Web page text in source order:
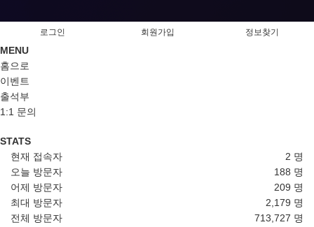
로그인 회원가입 정보찾기
MENU
홈으로
이벤트
출석부
1:1 문의
STATS
2 명
현재 접속자
188 명
오늘 방문자
209 명
어제 방문자
2,179 명
최대 방문자
713,727 명
전체 방문자